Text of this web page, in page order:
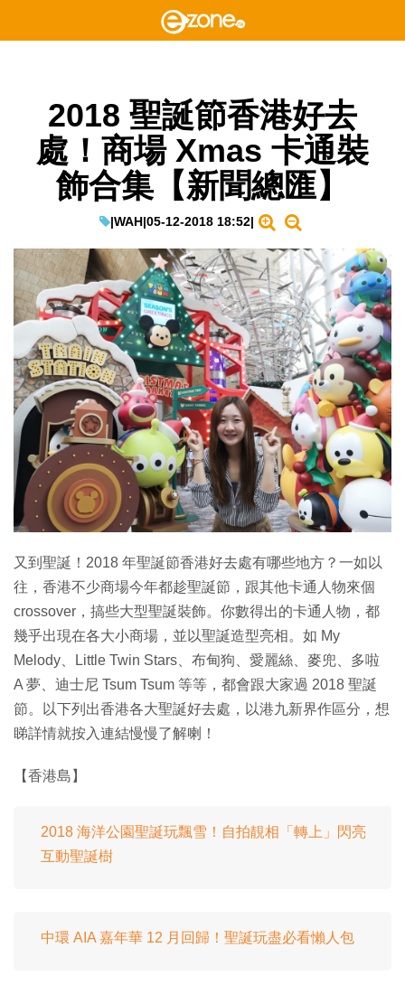
2018 聖誕節香港好去
處！商場 Xmas 卡通裝
飾合集【新聞總匯】
|WAH|05-12-2018 18:52|
又到聖誕！2018 年聖誕節香港好去處有哪些地方？一如以
往，香港不少商場今年都趁聖誕節，跟其他卡通人物來個
crossover，搞些大型聖誕裝飾。你數得出的卡通人物，都
幾乎出現在各大小商場，並以聖誕造型亮相。如 My
Melody、Little Twin Stars、布甸狗、愛麗絲、麥兜、多啦
A 夢、迪士尼 Tsum Tsum 等等，都會跟大家過 2018 聖誕
節。以下列出香港各大聖誕好去處，以港九新界作區分，想
睇詳情就按入連結慢慢了解喇！
【香港島】
2018 海洋公園聖誕玩飄雪！自拍靚相「轉上」閃亮
互動聖誕樹
中環 AIA 嘉年華 12 月回歸！聖誕玩盡必看懶人包